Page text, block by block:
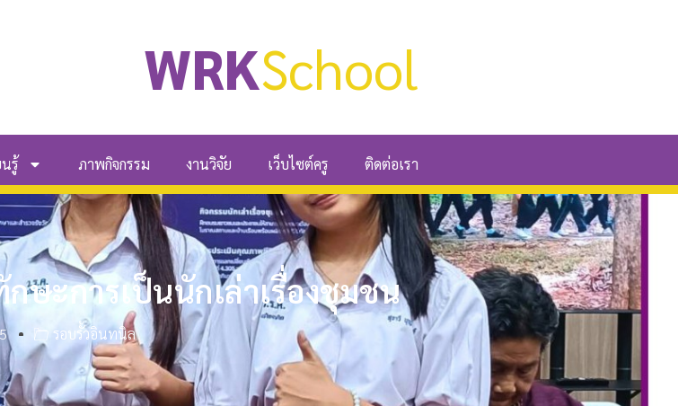
WRKSchool
รู้ ภาพกิจกรรม งานวิจัย เว็บไซต์ครู ติดต่อเรา
ษะการเป็นนักเล่าเรื่องชุมชน
รอบรั้วอินทนิล